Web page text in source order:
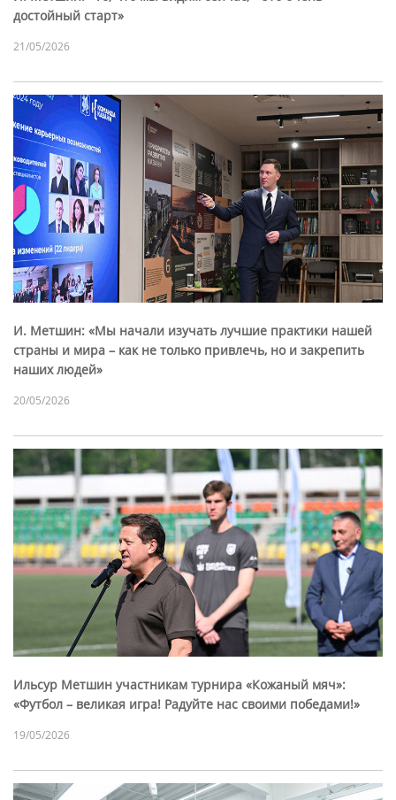
достойный старт»
21/05/2026
И. Метшин: «Мы начали изучать лучшие практики нашей
страны и мира – как не только привлечь, но и закрепить
наших людей»
20/05/2026
Ильсур Метшин участникам турнира «Кожаный мяч»:
«Футбол – великая игра! Радуйте нас своими победами!»
19/05/2026